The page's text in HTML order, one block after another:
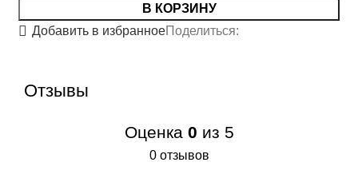
В КОРЗИНУ
Добавить в избранноеПоделиться:
Отзывы
Оценка 0 из 5
0 отзывов